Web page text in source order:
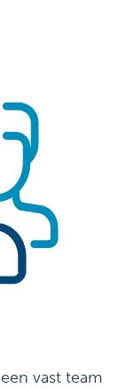
vast team